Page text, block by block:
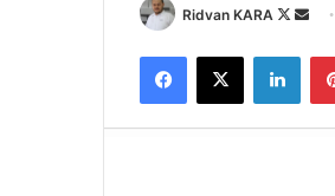
Ridvan KARA
Follow
Bir
Facebook
X